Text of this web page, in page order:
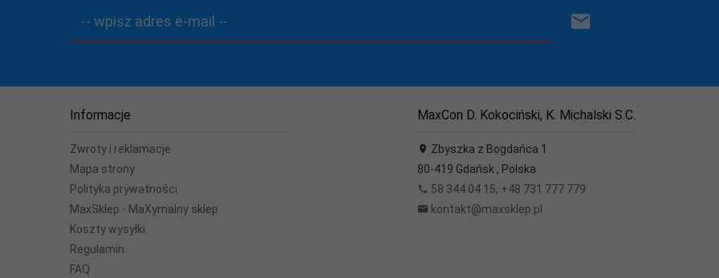
-- wpisz adres e-mail --
Informacje
Zwroty i reklamacje
Mapa strony
Polityka prywatności
MaxSklep - MaXymalny sklep
Koszty wysyłki
Regulamin
FAQ
MaxCon D. Kokociński, K. Michalski S.C.
Zbyszka z Bogdańca 1
80-419 Gdańsk , Polska
58 344 04 15, +48 731 777 779
kontakt@maxsklep.pl